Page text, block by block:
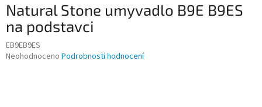
Natural Stone umyvadlo B9E B9ES
na podstavci
EB9EB9ES
Průměrné
Neohodnoceno Podrobnosti hodnocení